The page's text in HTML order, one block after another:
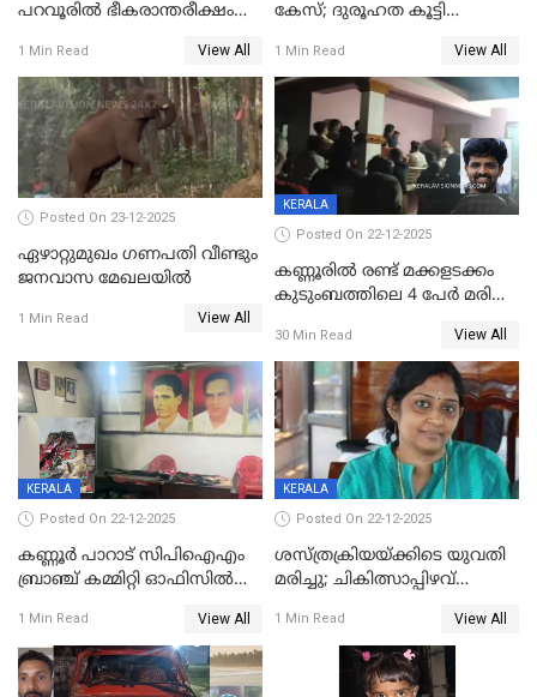
പറവൂരില്‍ ഭീകരാന്തരീക്ഷം
1 Min Read View All
കേസ്; ദുരൂഹത കൂട്ടി
1 Min Read View All
Posted On 23-12-2025
ഏഴാറ്റുമുഖം ഗണപതി വീണ്ടും
ജനവാസ മേഖലയിൽ
1 Min Read View All
KERALA
Posted On 22-12-2025
കണ്ണൂരിൽ രണ്ട് മക്കളടക്കം
കുടുംബത്തിലെ 4 പേർ മരിച്ച
30 Min Read View All
KERALA
Posted On 22-12-2025
കണ്ണൂർ പാറാട് സിപിഐഎം
ബ്രാഞ്ച് കമ്മിറ്റി ഓഫിസിൽ
ചിത്രങ്ങളടക്കം കത്തിയ
നിലയിൽ
1 Min Read View All
KERALA
Posted On 22-12-2025
ശസ്ത്രക്രിയയ്‌ക്കിടെ യുവതി
മരിച്ചു; ചികിത്സാപ്പിഴവ്
സംഭവം മാവേലിക്കരയിൽ
1 Min Read View All